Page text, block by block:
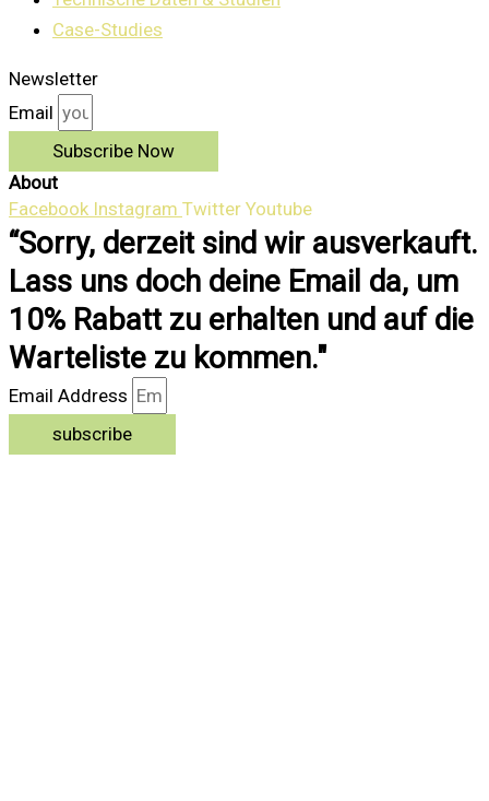
Case-Studies
Newsletter
Email
Subscribe Now
About
Facebook Instagram Twitter Youtube
“Sorry, derzeit sind wir ausverkauft.
Lass uns doch deine Email da, um
10% Rabatt zu erhalten und auf die
Warteliste zu kommen."
Email Address
subscribe